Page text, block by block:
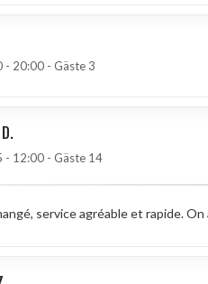
- 20:00 - Gäste 3
D
- 12:00 - Gäste 14
service agréable et rapide.